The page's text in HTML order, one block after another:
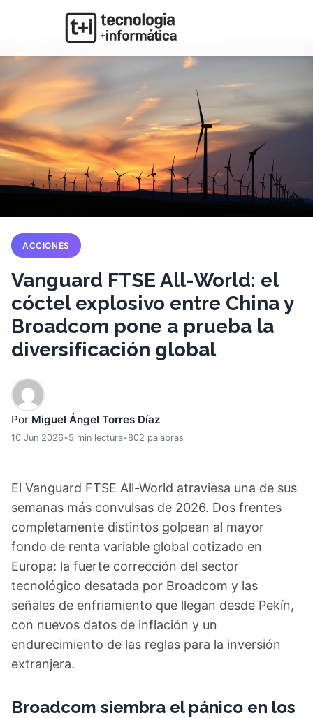
ACCIONES
Vanguard FTSE All-World: el
cóctel explosivo entre China y
Broadcom pone a prueba la
diversificación global
Por Miguel Ángel Torres Díaz
10 Jun 2026•5 min lectura•802 palabras
El Vanguard FTSE All-World atraviesa una de sus
semanas más convulsas de 2026. Dos frentes
completamente distintos golpean al mayor
fondo de renta variable global cotizado en
Europa: la fuerte corrección del sector
tecnológico desatada por Broadcom y las
señales de enfriamiento que llegan desde Pekín,
con nuevos datos de inflación y un
endurecimiento de las reglas para la inversión
extranjera.
Broadcom siembra el pánico en los